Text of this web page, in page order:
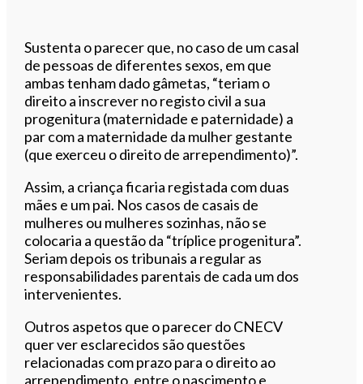
Sustenta o parecer que, no caso de um casal
de pessoas de diferentes sexos, em que
ambas tenham dado gâmetas, “teriam o
direito a inscrever no registo civil a sua
progenitura (maternidade e paternidade) a
par com a maternidade da mulher gestante
(que exerceu o direito de arrependimento)”.
Assim, a criança ficaria registada com duas
mães e um pai. Nos casos de casais de
mulheres ou mulheres sozinhas, não se
colocaria a questão da “tríplice progenitura”.
Seriam depois os tribunais a regular as
responsabilidades parentais de cada um dos
intervenientes.
Outros aspetos que o parecer do CNECV
quer ver esclarecidos são questões
relacionadas com prazo para o direito ao
arrependimento, entre o nascimento e